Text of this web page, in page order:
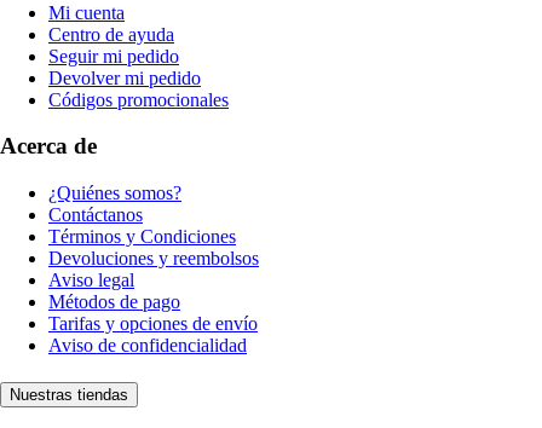
Mi cuenta
Centro de ayuda
Seguir mi pedido
Devolver mi pedido
Códigos promocionales
Acerca de
¿Quiénes somos?
Contáctanos
Términos y Condiciones
Devoluciones y reembolsos
Aviso legal
Métodos de pago
Tarifas y opciones de envío
Aviso de confidencialidad
Nuestras tiendas